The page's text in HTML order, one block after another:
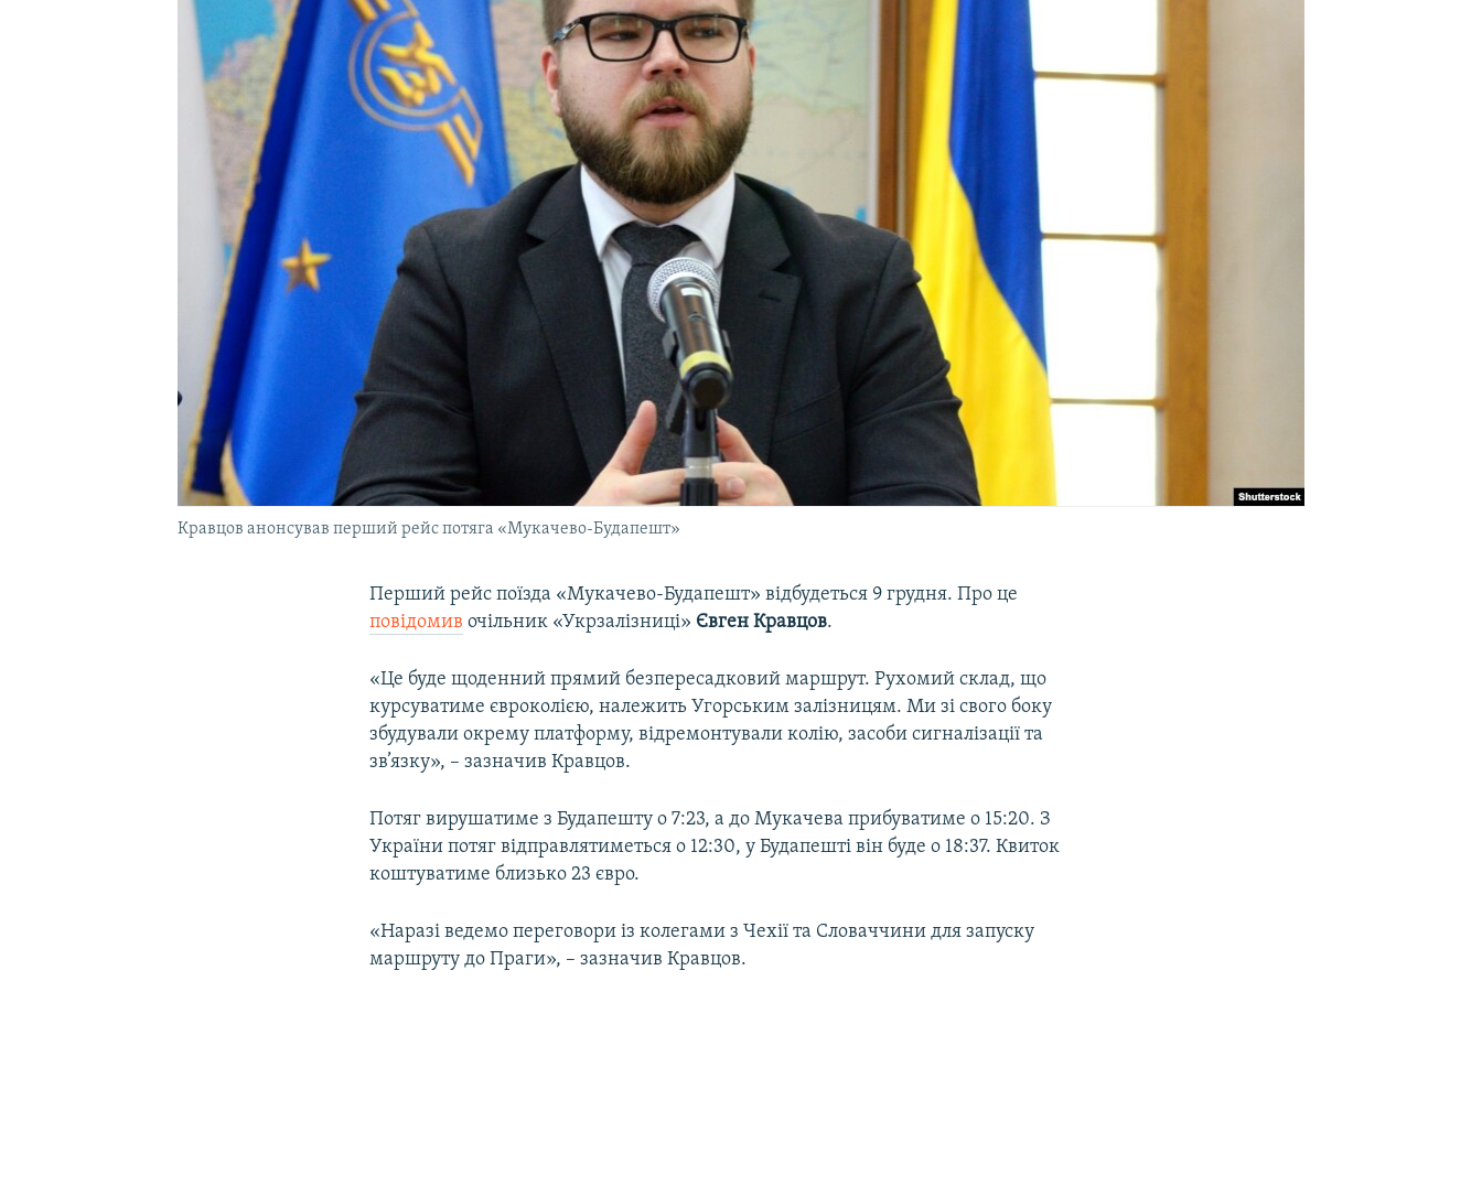
УКРАЇНСЬКА ПРОБЛЕМА КРИМУ
Кравцов анонсував перший рейс потяга «Мукачево-Будапешт»
Перший рейс поїзда «Мукачево-Будапешт» відбудеться 9 грудня. Про це
повідомив очільник «Укрзалізниці» Євген Кравцов.
«Це буде щоденний прямий безпересадковий маршрут. Рухомий склад, що
курсуватиме євроколією, належить Угорським залізницям. Ми зі свого боку
збудували окрему платформу, відремонтували колію, засоби сигналізації та
зв’язку», – зазначив Кравцов.
Потяг вирушатиме з Будапешту о 7:23, а до Мукачева прибуватиме о 15:20. З
України потяг відправлятиметься о 12:30, у Будапешті він буде о 18:37. Квиток
коштуватиме близько 23 євро.
«Наразі ведемо переговори із колегами з Чехії та Словаччини для запуску
маршруту до Праги», – зазначив Кравцов.